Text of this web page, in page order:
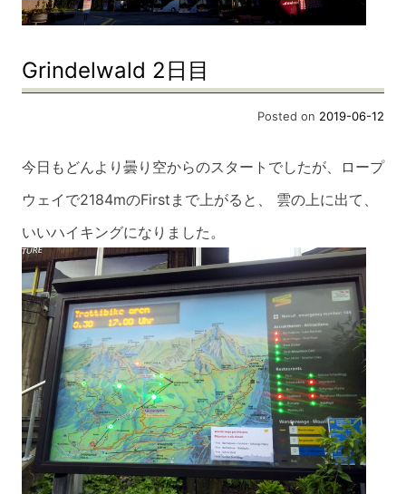
Grindelwald 2日目
Posted on 2019-06-12
今日もどんより曇り空からのスタートでしたが、ロープ
ウェイで2184mのFirst まで上がると、 雲の上に出て、
いいハイキングになりました。